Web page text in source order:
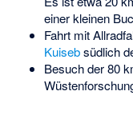
einer kleinen
Fahrt mit
Kuisebsüdlich
Besuch der 80